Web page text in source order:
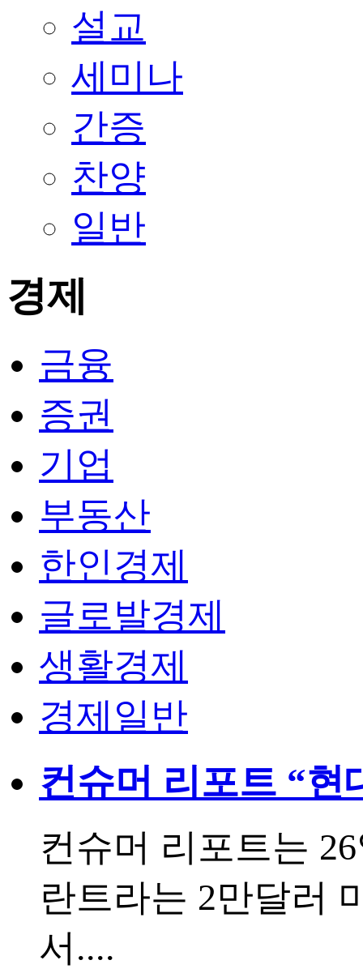
설교
세미나
간증
찬양
일반
경제
금융
증권
기업
부동산
한인경제
글로발경제
생활경제
경제일반
컨슈머 리포트 “현
컨슈머 리포트는
란트라는 2만달러
서....